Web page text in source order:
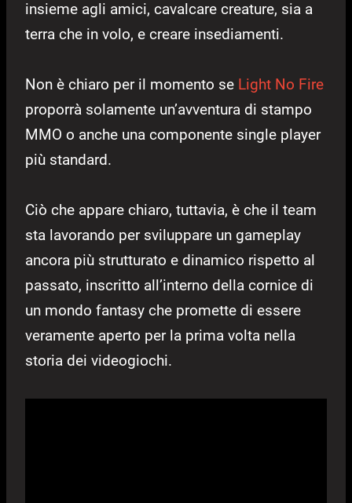
insieme agli amici, cavalcare creature, sia a
terra che in volo, e creare insediamenti.
Non è chiaro per il momento se Light No Fire
proporrà solamente un’avventura di stampo
MMO o anche una componente single player
più standard.
Ciò che appare chiaro, tuttavia, è che il team
sta lavorando per sviluppare un gameplay
ancora più strutturato e dinamico rispetto al
passato, inscritto all’interno della cornice di
un mondo fantasy che promette di essere
veramente aperto per la prima volta nella
storia dei videogiochi.